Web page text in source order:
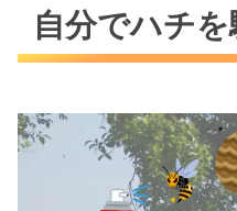
自分でハチ